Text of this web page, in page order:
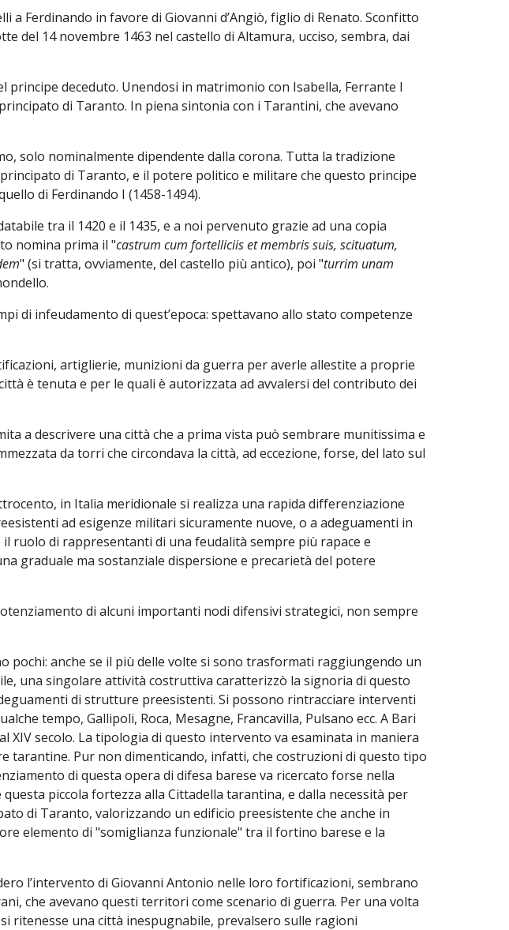
Ferdinando in favore di Giovanni d’Angiò, figlio di Renato. Sconfitto
del 14 novembre 1463 nel castello di Altamura, ucciso, sembra, dai
deceduto. Unendosi in matrimonio con Isabella, Ferrante I
di Taranto. In piena sintonia con i Tarantini, che avevano
solo nominalmente dipendente dalla corona. Tutta la tradizione
di Taranto, e il potere politico e militare che questo principe
di Ferdinando I (1458-1494).
tra il 1420 e il 1435, e a noi pervenuto grazie ad una copia
nomina prima il "castrum cum fortelliciis et membris suis, scituatum,
" (si tratta, ovviamente, del castello più antico), poi "turrim unam
di infeudamento di quest’epoca: spettavano allo stato competenze
artiglierie, munizioni da guerra per averle allestite a proprie
è tenuta e per le quali è autorizzata ad avvalersi del contributo dei
a descrivere una città che a prima vista può sembrare munitissima e
da torri che circondava la città, ad eccezione, forse, del lato sul
in Italia meridionale si realizza una rapida differenziazione
ad esigenze militari sicuramente nuove, o a adeguamenti in
ruolo di rappresentanti di una feudalità sempre più rapace e
graduale ma sostanziale dispersione e precarietà del potere
di alcuni importanti nodi difensivi strategici, non sempre
anche se il più delle volte si sono trasformati raggiungendo un
una singolare attività costruttiva caratterizzò la signoria di questo
di strutture preesistenti. Si possono rintracciare interventi
tempo, Gallipoli, Roca, Mesagne, Francavilla, Pulsano ecc. A Bari
secolo. La tipologia di questo intervento va esaminata in maniera
tarantine. Pur non dimenticando, infatti, che costruzioni di questo tipo
di questa opera di difesa barese va ricercato forse nella
piccola fortezza alla Cittadella tarantina, e dalla necessità per
di Taranto, valorizzando un edificio preesistente che anche in
elemento di "somiglianza funzionale" tra il fortino barese e la
l’intervento di Giovanni Antonio nelle loro fortificazioni, sembrano
che avevano questi territori come scenario di guerra. Per una volta
ritenesse una città inespugnabile, prevalsero sulle ragioni